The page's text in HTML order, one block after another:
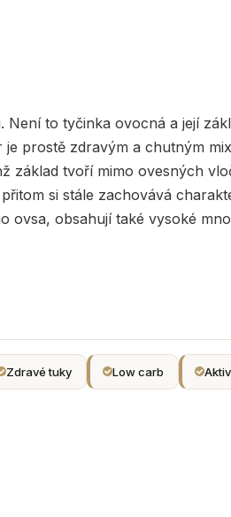
to tyčinka ovocná a její
prostě zdravým a chutným
základ tvoří mimo ovesných
si stále zachovává
ovsa, obsahují také vysoké
Zdravé tuky Low carb